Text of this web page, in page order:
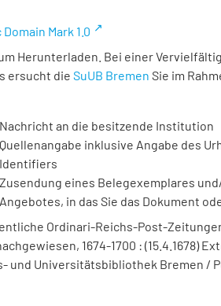
Mark 1.0
Herunterladen. Bei einer
ersucht die SuUB Bremen Sie im
Nachricht an die besitzende Institution
Quellenangabe inklusive Angabe des
Identifiers
Zusendung eines Belegexemplares
Angebotes, in das Sie das Dokument
Ordinari-Reichs-Post-
1674-1700 : (15.4.1678)
und Universitätsbibliothek Bremen /